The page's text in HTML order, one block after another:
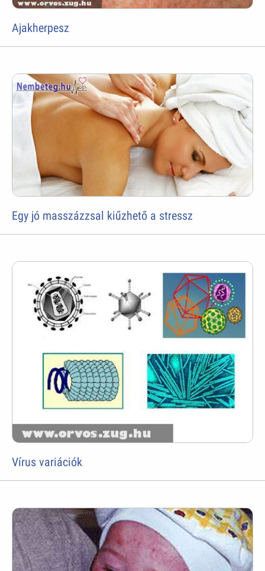
Ajakherpesz
Egy jó masszázzsal kiűzhető a stressz
Vírus variációk